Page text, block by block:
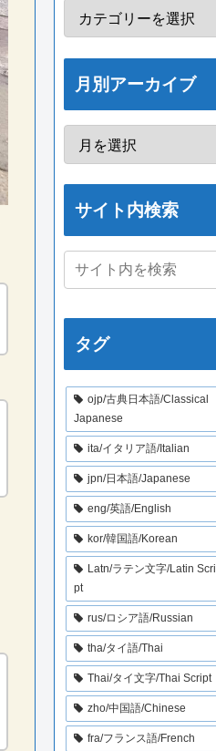
月別アーカイブ
サイト内検索
タグ
ojp/古典日本語/Classical
Japanese
ita/イタリア語/Italian
jpn/日本語/Japanese
eng/英語/English
kor/韓国語/Korean
Latn/ラテン文字/Latin Scri
pt
rus/ロシア語/Russian
tha/タイ語/Thai
Thai/タイ文字/Thai Script
zho/中国語/Chinese
fra/フランス語/French